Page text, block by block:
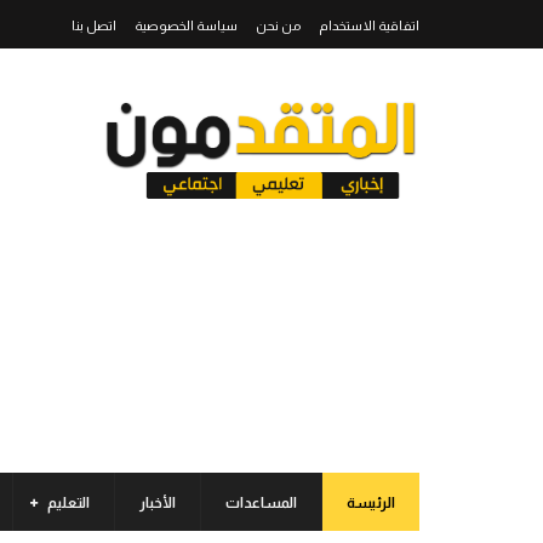
اتفاقية الاستخدام من نحن سياسة الخصوصية اتصل بنا
الرئيسة المساعدات الأخبار التعليم